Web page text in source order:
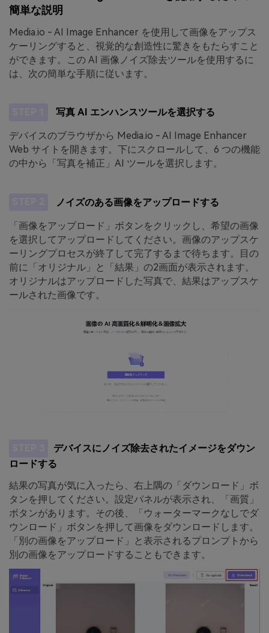
簡単な説明
Media.io - AI Image Enhancer を使用して画像をアップス
ケーリングすると、視覚的な創造性に驚きをもたらすこと
ができます。この AI 画像ノイズ除去ツールを使用するに
は、次の簡単な手順に従います。
写真 AI エンハンスツールを選択する
デバイスのブラウザから Media.io - AI Image Enhancer
Web サイトを開きます。下にスクロールして、6 つの機能
の中から「写真を補正」AI ツールを選択します。
ノイズのある画像をアップロードする
「画像をアップロード」ボタンをクリックし、希望の画像
を選択してアップロードしてください。画像のアップスケ
ーリングプロセスが終了して完了するまで待ちます。目の
前に「オリジナル」と「結果」の2画面が表示されます。
オリジナルはアップロードした写真で、結果はアップスケ
ールされた画像です。
デバイスにノイズ除去されたイメージをダウン
ロードする
結果の写真が気に入ったら、右上隅の「ダウンロード」ボ
タンを押してください。設定パネルが表示され、「画質」
ボタンがあります。その後、「ウォーターマークなしでダ
ウンロード」ボタンを押して画像をダウンロードします。
「別の画像をアップロード」と表示されるプロンプトから
別の画像をアップロードすることもできます。